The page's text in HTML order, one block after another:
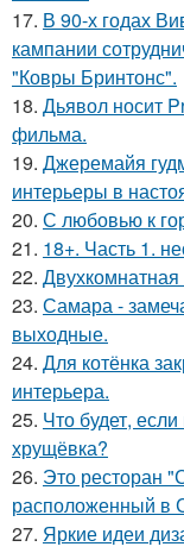
17. В 90-х годах
кампании
"Ковры Бринтонс".
18. Дьявол носит
фильма.
19. Джеремайя
интерьеры в
20. С любовью к
21. 18+. Часть 1.
22.
23. Самара -
выходные.
24. Для котёнка
интерьера.
25. Что будет,
хрущёвка?
26. Это ресторан
расположенный в
27. Яркие идеи